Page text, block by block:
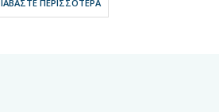
ΔΙΑΒΆΣΤΕ ΠΕΡΙΣΣΌΤΕΡΑ